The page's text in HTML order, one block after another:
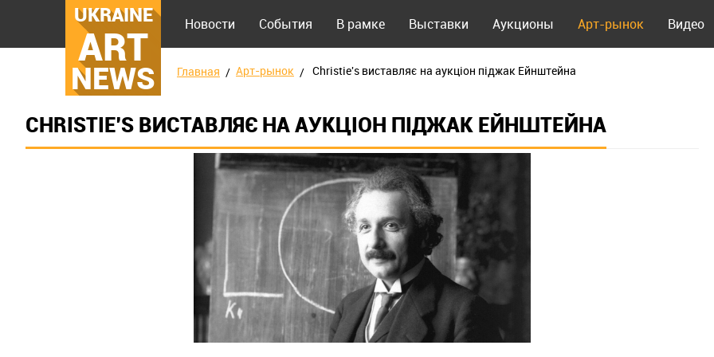
UKRAINE
ART
NEWS
Новости События В рамке Выставки Аукционы Арт-рынок Видео
Главная Арт-рынок Сhristie's виставляє на аукціон піджак Ейнштейна
СHRISTIE'S ВИСТАВЛЯЄ НА АУКЦІОН ПІДЖАК ЕЙНШТЕЙНА